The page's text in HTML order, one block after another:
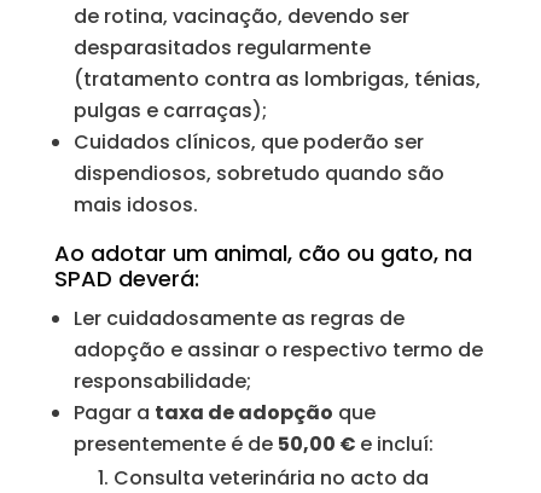
de rotina, vacinação, devendo ser
desparasitados regularmente
(tratamento contra as lombrigas, ténias,
pulgas e carraças);
Cuidados clínicos, que poderão ser
dispendiosos, sobretudo quando são
mais idosos.
Ao adotar um animal, cão ou gato, na
SPAD deverá:
Ler cuidadosamente as regras de
adopção e assinar o respectivo termo de
responsabilidade;
Pagar a taxa de adopção que
presentemente é de 50,00 € e incluí:
Consulta veterinária no acto da